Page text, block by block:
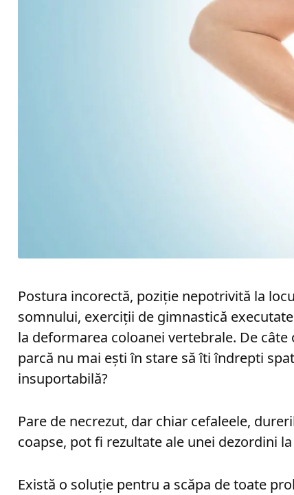
Postura incorectă, poziție nepotrivită la
somnului, exerciții de gimnastică
la deformarea coloanei vertebrale. De
parcă nu mai ești în stare să îti îndrepti
insuportabilă?
Pare de necrezut, dar chiar cefaleele,
coapse, pot fi rezultate ale unei dezordini
Există o soluție pentru a scăpa de toate